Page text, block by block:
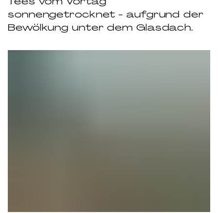
sonnengetrocknet - aufgrund der
Bewölkung unter dem Glasdach.